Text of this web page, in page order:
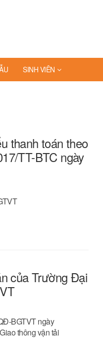
SINH VIÊN
thanh toán theo
TT-BTC ngày
của Trường Đại
BGTVT ngày
thông vận tải